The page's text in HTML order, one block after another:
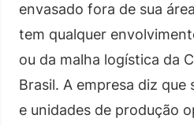
envasado fora de sua
tem qualquer
ou da malha logística da
Brasil. A empresa diz
e unidades de produção